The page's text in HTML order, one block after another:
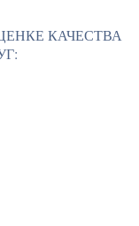
КАЧЕСТВА